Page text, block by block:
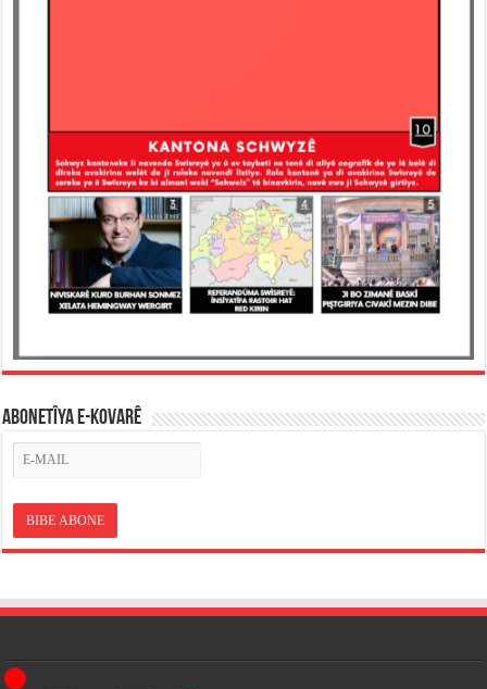
ABONETÎYA E-KOVARÊ